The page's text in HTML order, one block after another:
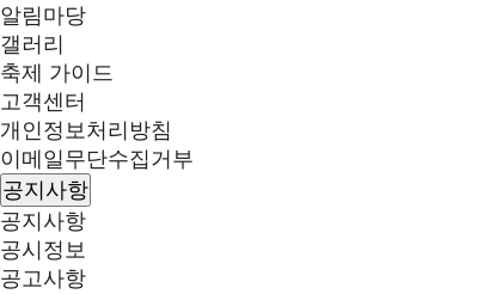
알림마당
갤러리
축제 가이드
고객센터
개인정보처리방침
이메일무단수집거부
공지사항
공지사항
공시정보
공고사항